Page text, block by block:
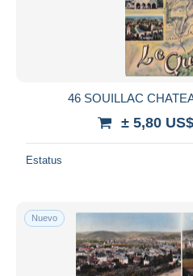
46 SOUILLAC
± 5,80 US$
Estatus
Nuevo